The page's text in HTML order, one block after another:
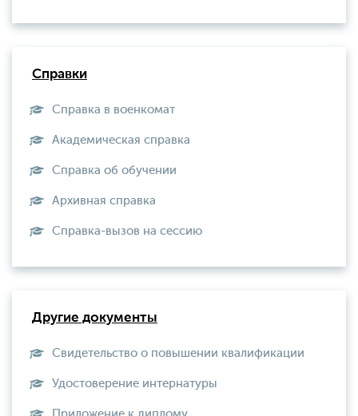
Справки
Справка в военкомат
Академическая справка
Справка об обучении
Архивная справка
Справка-вызов на сессию
Другие документы
Свидетельство о повышении квалификации
Удостоверение интернатуры